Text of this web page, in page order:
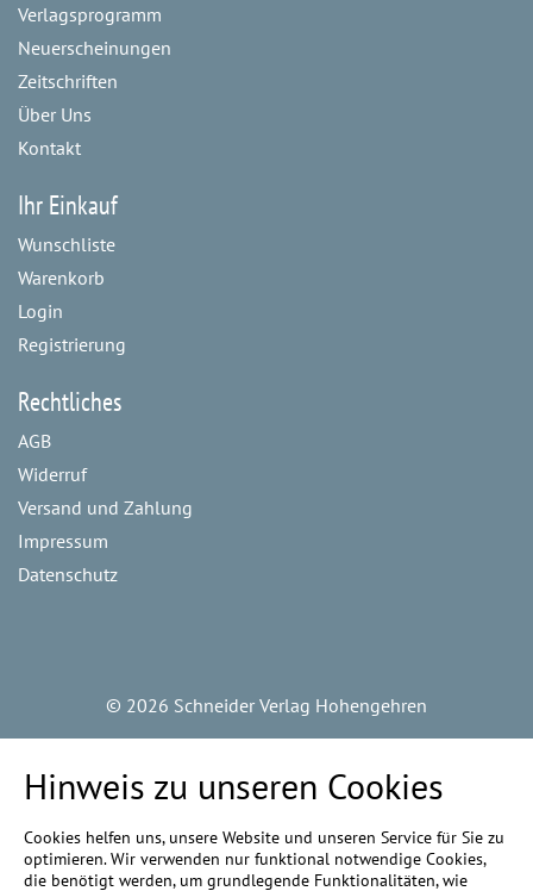
Verlagsprogramm
Neuerscheinungen
Zeitschriften
Über Uns
Kontakt
Ihr Einkauf
Wunschliste
Warenkorb
Login
Registrierung
Rechtliches
AGB
Widerruf
Versand und Zahlung
Impressum
Datenschutz
© 2026 Schneider Verlag Hohengehren
Hinweis zu unseren Cookies
Cookies helfen uns, unsere Website und unseren Service für Sie zu
optimieren. Wir verwenden nur funktional notwendige Cookies,
die benötigt werden, um grundlegende Funktionalitäten, wie